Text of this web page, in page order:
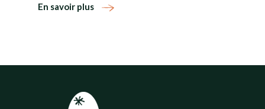
En savoir plus